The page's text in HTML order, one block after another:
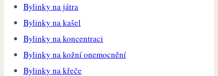
Bylinky na játra
Bylinky na kašel
Bylinky na koncentraci
Bylinky na kožní onemocnění
Bylinky na křeče